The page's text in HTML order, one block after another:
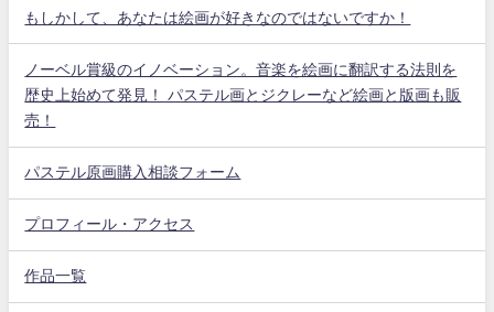
もしかして、あなたは絵画が好きなのではないですか！
ノーベル賞級のイノベーション。音楽を絵画に翻訳する法則を
歴史上始めて発見！ パステル画とジクレーなど絵画と版画も販
売！
パステル原画購入相談フォーム
プロフィール・アクセス
作品一覧